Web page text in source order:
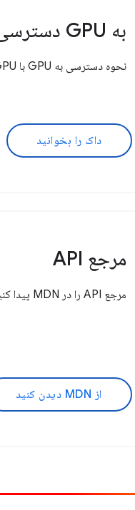
به GPU دسترسی داشته باشید
نحوه دسترسی به GPU با WebGPU را بیاموزید.
داک را بخوانید
مرجع API
مرجع API را در MDN پیدا کنید.
از MDN دیدن کنید